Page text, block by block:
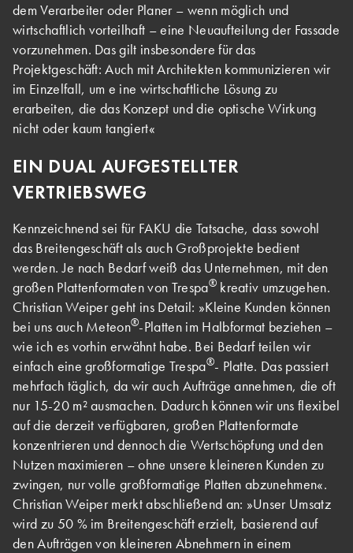
dem Verarbeiter oder Planer – wenn möglich und
wirtschaftlich vorteilhaft – eine Neuaufteilung der Fassade
vorzunehmen. Das gilt insbesondere für das
Projektgeschäft: Auch mit Architekten kommunizieren wir
im Einzelfall, um e ine wirtschaftliche Lösung zu
erarbeiten, die das Konzept und die optische Wirkung
nicht oder kaum tangiert«
EIN DUAL AUFGESTELLTER
VERTRIEBSWEG
Kennzeichnend sei für FAKU die Tatsache, dass sowohl
das Breitengeschäft als auch Großprojekte bedient
werden. Je nach Bedarf weiß das Unternehmen, mit den
großen Plattenformaten von Trespa®kreativ umzugehen.
Christian Weiper geht ins Detail: »Kleine Kunden können
bei uns auch Meteon®-Platten im Halbformat beziehen –
wie ich es vorhin erwähnt habe. Bei Bedarf teilen wir
einfach eine großformatige Trespa®- Platte. Das passiert
mehrfach täglich, da wir auch Aufträge annehmen, die oft
nur 15-20 m² ausmachen. Dadurch können wir uns flexibel
auf die derzeit verfügbaren, großen Plattenformate
konzentrieren und dennoch die Wertschöpfung und den
Nutzen maximieren – ohne unsere kleineren Kunden zu
zwingen, nur volle großformatige Platten abzunehmen«.
Christian Weiper merkt abschließend an: »Unser Umsatz
wird zu 50 % im Breitengeschäft erzielt, basierend auf
den Aufträgen von kleineren Abnehmern in einem